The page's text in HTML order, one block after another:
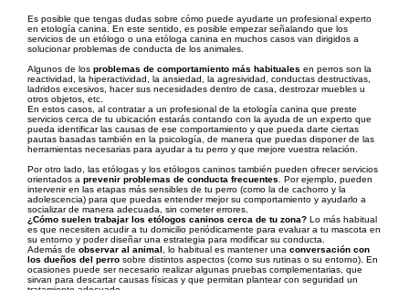
Es posible que tengas dudas sobre cómo puede ayudarte un profesional experto
en etología canina. En este sentido, es posible empezar señalando que los
servicios de un etólogo o una etóloga canina en muchos casos van dirigidos a
solucionar problemas de conducta de los animales.
Algunos de los problemas de comportamiento más habituales en perros son la
reactividad, la hiperactividad, la ansiedad, la agresividad, conductas destructivas,
ladridos excesivos, hacer sus necesidades dentro de casa, destrozar muebles u
otros objetos, etc.
En estos casos, al contratar a un profesional de la etología canina que preste
servicios cerca de tu ubicación estarás contando con la ayuda de un experto que
pueda identificar las causas de ese comportamiento y que pueda darte ciertas
pautas basadas también en la psicología, de manera que puedas disponer de las
herramientas necesarias para ayudar a tu perro y que mejore vuestra relación.
Por otro lado, las etólogas y los etólogos caninos también pueden ofrecer servicios
orientados a prevenir problemas de conducta frecuentes . Por ejemplo, pueden
intervenir en las etapas más sensibles de tu perro (como la de cachorro y la
adolescencia) para que puedas entender mejor su comportamiento y ayudarlo a
socializar de manera adecuada, sin cometer errores.
¿Cómo suelen trabajar los etólogos caninos cerca de tu zona? Lo más habitual
es que necesiten acudir a tu domicilio periódicamente para evaluar a tu mascota en
su entorno y poder diseñar una estrategia para modificar su conducta.
Además de observar al animal , lo habitual es mantener una conversación con
los dueños del perro sobre distintos aspectos (como sus rutinas o su entorno). En
ocasiones puede ser necesario realizar algunas pruebas complementarias, que
sirvan para descartar causas físicas y que permitan plantear con seguridad un